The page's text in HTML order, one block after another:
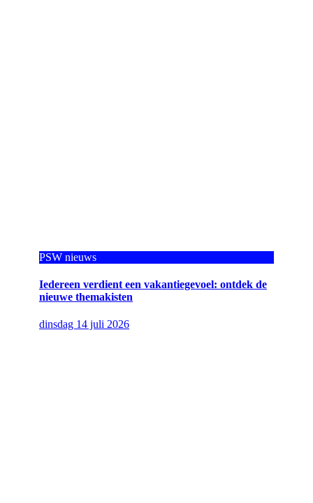
PSW nieuws
Iedereen verdient een vakantiegevoel: ontdek de
nieuwe themakisten
dinsdag 14 juli 2026